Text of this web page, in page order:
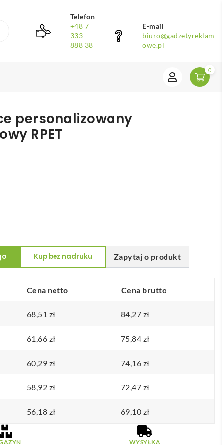
Telefon
+48 7
333
888 38
E-mail
biuro@gadzetyreklam
owe.pl
0
personalizowany
RPET
Zapytaj o produkt
Kup bez nadruku
Cena netto Cena brutto
68,51 zł 84,27 zł
61,66 zł 75,84 zł
60,29 zł 74,16 zł
58,92 zł 72,47 zł
56,18 zł 69,10 zł
WYSYŁKA